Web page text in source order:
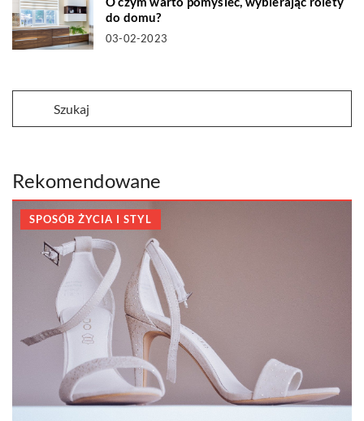
do domu?
03-02-2023
Rekomendowane
SPOSÓB ŻYCIA I STYL